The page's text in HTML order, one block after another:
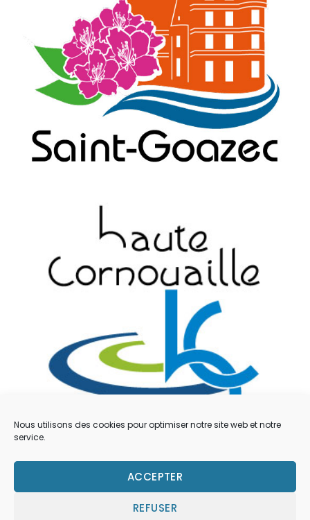
Nous utilisons des cookies pour optimiser notre site web et notre
service.
ACCEPTER
REFUSER